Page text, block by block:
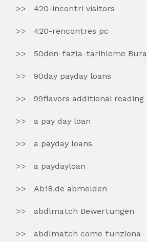
420-incontri visitors
420-rencontres pc
50den-fazla-tarihleme
90day payday loans
99flavors additional reading
a pay day loan
a payday loans
a paydayloan
Ab18.de abmelden
abdlmatch Bewertungen
abdlmatch come funziona